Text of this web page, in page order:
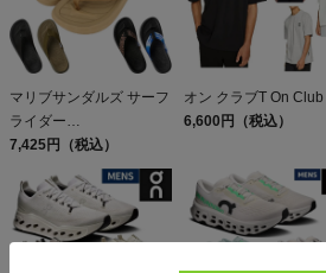
マリブサンダルズ サーフ
ライダー
MALIBUSANDALS
7,425円（税込）
オン クラブT On Club
6,600円（税込）